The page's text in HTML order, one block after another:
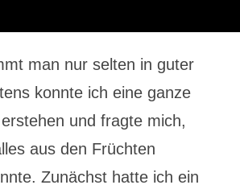
man nur selten in guter
konnte ich eine ganze
und fragte mich,
aus den Früchten
Zunächst hatte ich ein